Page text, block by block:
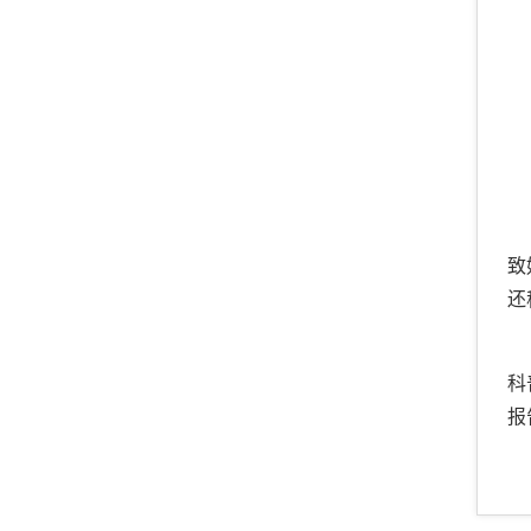
致
还
科
报